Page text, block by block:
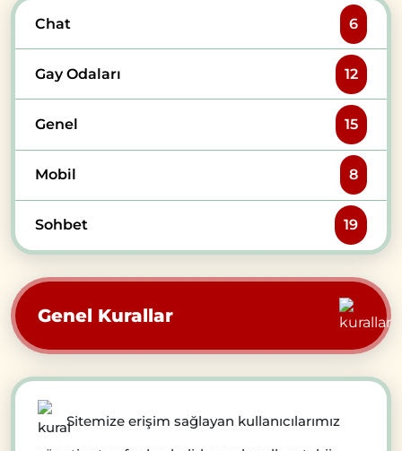
Chat 6
Gay Odaları 12
Genel 15
Mobil 8
Sohbet 19
Genel Kurallar
Sitemize erişim sağlayan kullanıcılarımız